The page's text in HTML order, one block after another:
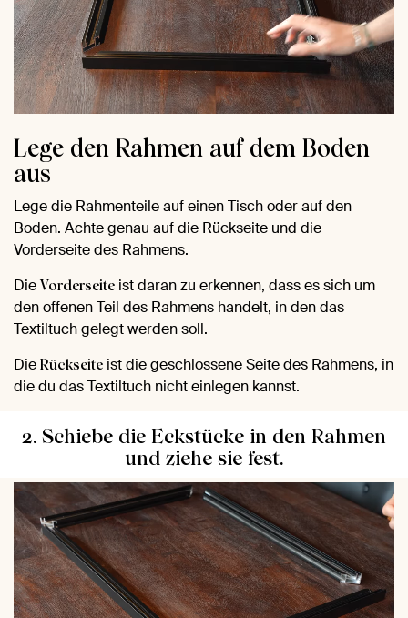
Lege den Rahmen auf dem Boden
aus
Lege die Rahmenteile auf einen Tisch oder auf den
Boden. Achte genau auf die Rückseite und die
Vorderseite des Rahmens.
Die Vorderseite ist daran zu erkennen, dass es sich um
den offenen Teil des Rahmens handelt, in den das
Textiltuch gelegt werden soll.
Die Rückseite ist die geschlossene Seite des Rahmens, in
die du das Textiltuch nicht einlegen kannst.
2. Schiebe die Eckstücke in den Rahmen
und ziehe sie fest.